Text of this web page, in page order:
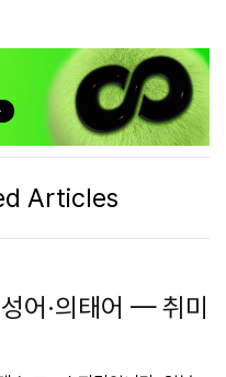
Articles
어·의태어 — 취미